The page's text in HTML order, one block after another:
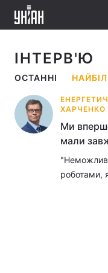
ІНТЕРВ'Ю
ОСТАННІ
ХАРЧЕНКО
Ми
мали
роботами,